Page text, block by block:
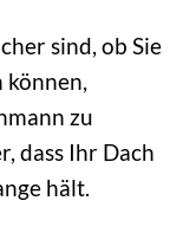
sind, ob Sie
zu
dass Ihr Dach
hält.